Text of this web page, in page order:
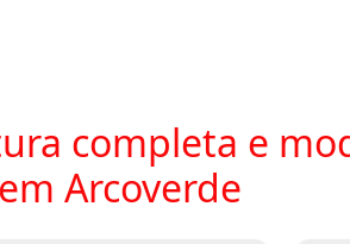
completa e
Arcoverde